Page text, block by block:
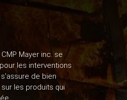
sur les appareils respiratoires
Mayer inc. se
les interventions
de bien
les produits qui